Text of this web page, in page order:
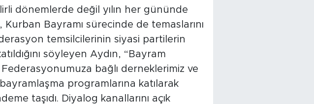
dönemlerde değil yılın her gününde
Bayramı sürecinde de temaslarını
temsilcilerinin siyasi partilerin
söyleyen Aydın, “Bayram
bağlı derneklerimiz ve
programlarına katılarak
taşıdı. Diyalog kanallarını açık